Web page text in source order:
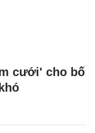
cưới' cho bố